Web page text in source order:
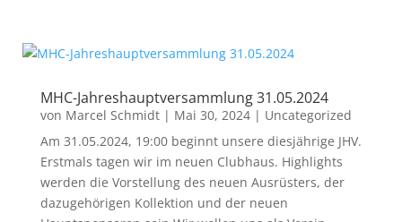
MHC-Jahreshauptversammlung 31.05.2024
von Marcel Schmidt| Mai 30, 2024| Uncategorized
Am 31.05.2024, 19:00 beginnt unsere diesjährige JHV.
Erstmals tagen wir im neuen Clubhaus. Highlights
werden die Vorstellung des neuen Ausrüsters, der
dazugehörigen Kollektion und der neuen